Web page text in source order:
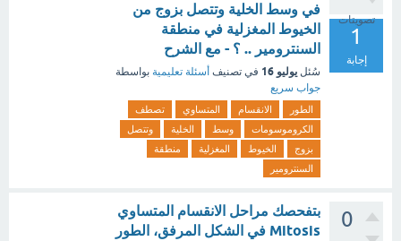
تصويتات
1
إجابة
في وسط الخلية وتتصل بزوج من
الخيوط المغزلية في منطقة
السنترومير .. ؟ - مع الشرح
سُئل يوليو 16 في تصنيف أسئلة تعليمية بواسطة
جواب سريع
الطور الانقسام المتساوي
تصطف
الكروموسومات
وسط الخلية
وتتصل
بزوج
الخيوط المغزلية
منطقة
السنترومير
0
بتفحصك مراحل الانقسام المتساوي
Mitosis في الشكل المرفق، الطور